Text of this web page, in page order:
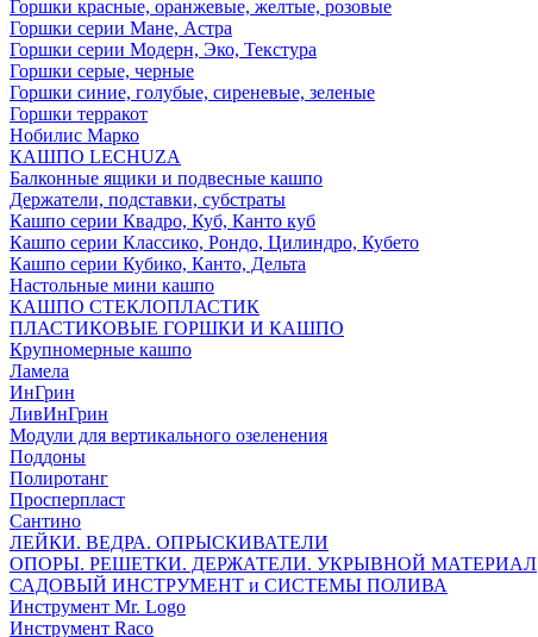
Горшки красные, оранжевые, желтые, розовые
Горшки серии Мане, Астра
Горшки серии Модерн, Эко, Текстура
Горшки серые, черные
Горшки синие, голубые, сиреневые, зеленые
Горшки терракот
Нобилис Марко
КАШПО LECHUZA
Балконные ящики и подвесные кашпо
Держатели, подставки, субстраты
Кашпо серии Квадро, Куб, Канто куб
Кашпо серии Классико, Рондо, Цилиндро, Кубето
Кашпо серии Кубико, Канто, Дельта
Настольные мини кашпо
КАШПО СТЕКЛОПЛАСТИК
ПЛАСТИКОВЫЕ ГОРШКИ И КАШПО
Крупномерные кашпо
Ламела
ИнГрин
ЛивИнГрин
Модули для вертикального озеленения
Поддоны
Полиротанг
Просперпласт
Сантино
ЛЕЙКИ. ВЕДРА. ОПРЫСКИВАТЕЛИ
ОПОРЫ. РЕШЕТКИ. ДЕРЖАТЕЛИ. УКРЫВНОЙ МАТЕРИАЛ
САДОВЫЙ ИНСТРУМЕНТ и СИСТЕМЫ ПОЛИВА
Инструмент Mr. Logo
Инструмент Raco